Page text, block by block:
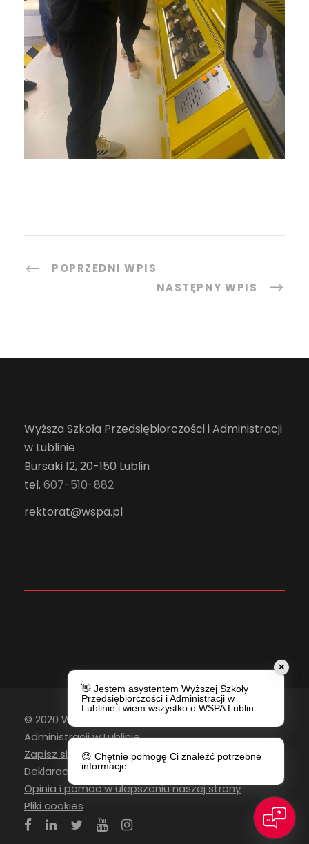
POPRZEDNI WPIS
NASTĘPNY WPIS
Wyższa Szkoła Przedsiębiorczości i Administracji
w Lublinie
Bursaki 12, 20-150 Lublin
tel. 607-510-882
rektorat@wspa.pl
© 2020 Wyższa Szkoła Przedsiębiorczości i
Administracji w Lublinie
Zapisz się do newslettera
Deklaracja Dostępności
Opinia i pomoc w ulepszeniu naszej strony
Pliki cookies
✕
👋 Jestem asystentem Wyższej Szkoły
Przedsiębiorczości i Administracji w
Lublinie i wiem wszystko o WSPA Lublin.
😊 Chętnie pomogę Ci znaleźć potrzebne
informacje.